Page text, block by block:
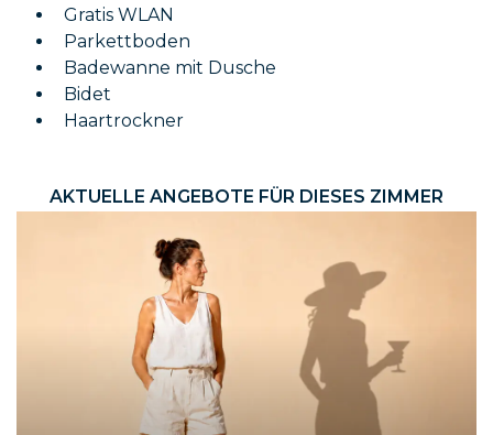
Gratis WLAN
Parkettboden
Badewanne mit Dusche
Bidet
Haartrockner
AKTUELLE ANGEBOTE FÜR DIESES ZIMMER